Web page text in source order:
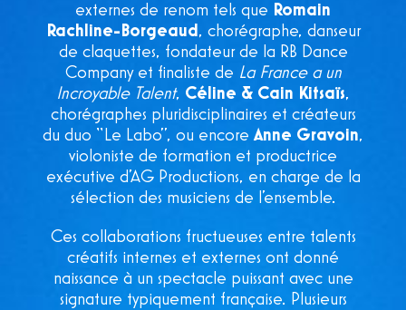
externes de renom tels que Romain
Rachline-Borgeaud , chorégraphe, danseur
de claquettes, fondateur de la RB Dance
Company et finaliste de La France a un
Incroyable Talent, Céline & Cain Kitsaïs,
chorégraphes pluridisciplinaires et créateurs
du duo “Le Labo”, ou encore Anne Gravoin,
violoniste de formation et productrice
exécutive d’AG Productions, en charge de la
sélection des musiciens de l’ensemble.
Ces collaborations fructueuses entre talents
créatifs internes et externes ont donné
naissance à un spectacle puissant avec une
signature typiquement française. Plusieurs